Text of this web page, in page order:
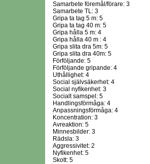
Samarbete föremål/förare: 3
Samarbete TL: 3
Gripa ta tag 5 m: 5
Gripa ta tag 40 m: 5
Gripa hålla 5 m: 4
Gripa hålla 40 m : 4
Gripa slita dra 5m: 5
Gripa slita dra 40m: 5
Förföljande: 5
Förföljande gripande: 4
Uthållighet: 4
Social självsäkerhet: 4
Social nyfikenhet: 3
Socialt samspel: 5
Handlingsförmåga: 4
Anpassningsförmåga: 4
Koncentration: 3
Avreaktion: 5
Minnesbilder: 3
Rädsla: 3
Aggressivitet: 2
Nyfikenhet: 5
Skott: 5